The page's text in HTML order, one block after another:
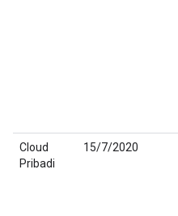
Cloud
Pribadi
15/7/2020